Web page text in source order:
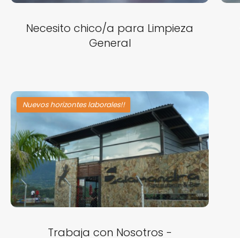
Necesito chico/a para Limpieza
General
Nuevos horizontes laborales!!
Trabaja con Nosotros -